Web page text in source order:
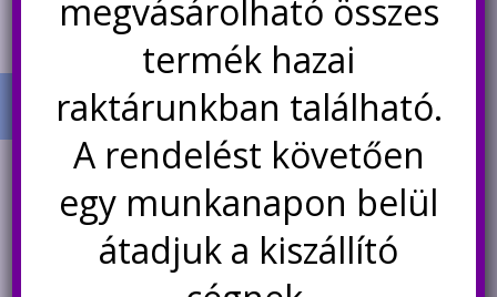
TERMÉK KATEGÓRIÁK
+
AKCIÓS TERMÉKEK 181
Mikrokontroller-technika
megvásárolható összes
termék hazai
raktárunkban található.
A rendelést követően
egy munkanapon belül
átadjuk a kiszállító